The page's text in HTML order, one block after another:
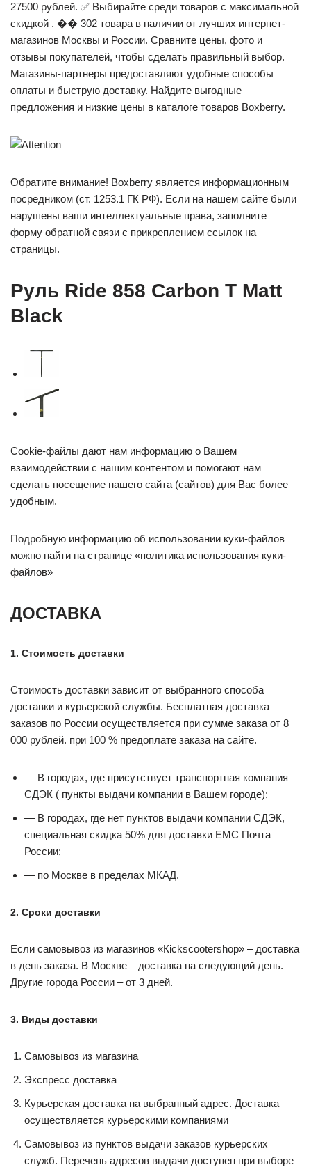
27500 рублей. ✅ Выбирайте среди товаров с максимальной
скидкой . ��️ 302 товара в наличии от лучших интернет-
магазинов Москвы и России. Сравните цены, фото и
отзывы покупателей, чтобы сделать правильный выбор.
Магазины-партнеры предоставляют удобные способы
оплаты и быструю доставку. Найдите выгодные
предложения и низкие цены в каталоге товаров Boxberry.
Обратите внимание! Boxberry является информационным
посредником (ст. 1253.1 ГК РФ). Если на нашем сайте были
нарушены ваши интеллектуальные права, заполните
форму обратной связи с прикреплением ссылок на
страницы.
Руль Ride 858 Carbon T Matt
Black
Cookie-файлы дают нам информацию о Вашем
взаимодействии с нашим контентом и помогают нам
сделать посещение нашего сайта (сайтов) для Вас более
удобным.
Подробную информацию об использовании куки-файлов
можно найти на странице «политика использования куки-
файлов»
ДОСТАВКА
1. Стоимость доставки
Стоимость доставки зависит от выбранного способа
доставки и курьерской службы. Бесплатная доставка
заказов по России осуществляется при сумме заказа от 8
000 рублей. при 100 % предоплате заказа на сайте.
— В городах, где присутствует транспортная компания
СДЭК ( пункты выдачи компании в Вашем городе);
— В городах, где нет пунктов выдачи компании СДЭК,
специальная скидка 50% для доставки ЕМС Почта
России;
— по Москве в пределах МКАД.
2. Cроки доставки
Если самовывоз из магазинов «Кickscootershop» – доставка
в день заказа. В Москве – доставка на следующий день.
Другие города России – от 3 дней.
3. Виды доставки
Самовывоз из магазина
Экспресс доставка
Курьерская доставка на выбранный адрес. Доставка
осуществляется курьерскими компаниями
Самовывоз из пунктов выдачи заказов курьерских
служб. Перечень адресов выдачи доступен при выборе